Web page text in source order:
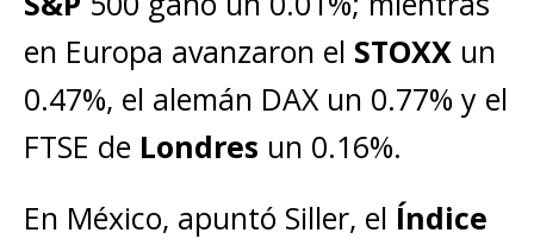
en Europa avanzaron el STOXX un
0.47%, el alemán DAX un 0.77% y el
FTSE de Londres un 0.16%.
En México, apuntó Siller, el Índice